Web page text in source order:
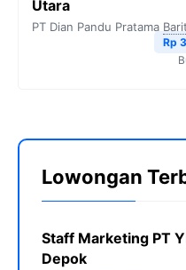
Utara
PT Dian Pandu Pratama
Rp
Lowongan
Staff Marketing PT
Depok